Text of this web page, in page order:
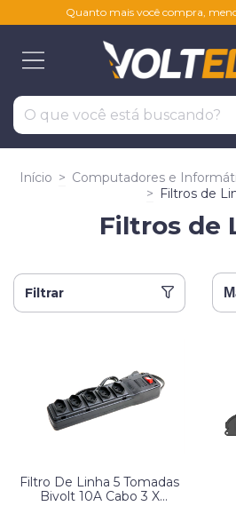
Quanto mais você compra,
Início > Computadores e
> Filtros de
Filtros de
Filtrar
Filtro De Linha 5 Tomadas
Bivolt 10A Cabo 3 X